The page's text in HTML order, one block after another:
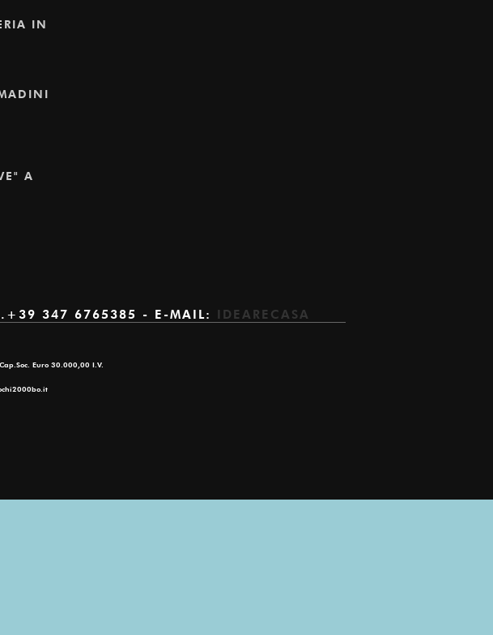
IN
A
347 6765385 - E-MAIL: IDEARECASA
Euro 30.000,00 I.V.